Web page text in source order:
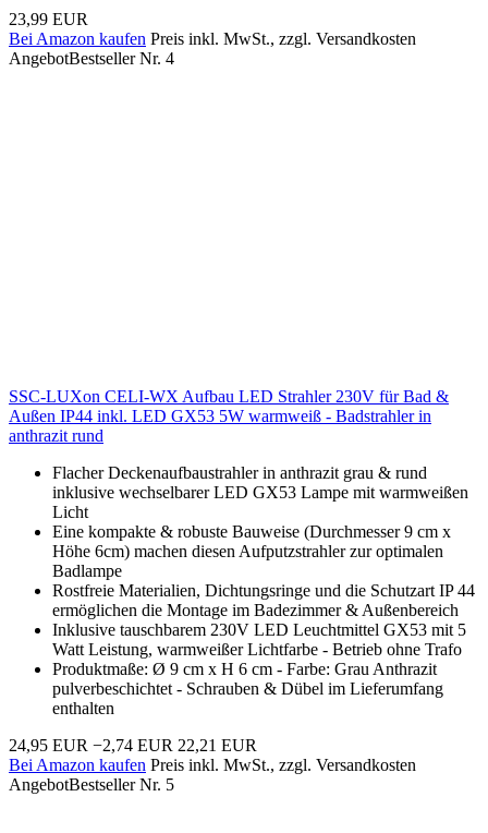
23,99 EUR
Bei Amazon kaufen Preis inkl. MwSt., zzgl. Versandkosten
AngebotBestseller Nr. 4
SSC-LUXon CELI-WX Aufbau LED Strahler 230V für Bad &
Außen IP44 inkl. LED GX53 5W warmweiß - Badstrahler in
anthrazit rund
Flacher Deckenaufbaustrahler in anthrazit grau & rund
inklusive wechselbarer LED GX53 Lampe mit warmweißen
Licht
Eine kompakte & robuste Bauweise (Durchmesser 9 cm x
Höhe 6cm) machen diesen Aufputzstrahler zur optimalen
Badlampe
Rostfreie Materialien, Dichtungsringe und die Schutzart IP 44
ermöglichen die Montage im Badezimmer & Außenbereich
Inklusive tauschbarem 230V LED Leuchtmittel GX53 mit 5
Watt Leistung, warmweißer Lichtfarbe - Betrieb ohne Trafo
Produktmaße: Ø 9 cm x H 6 cm - Farbe: Grau Anthrazit
pulverbeschichtet - Schrauben & Dübel im Lieferumfang
enthalten
24,95 EUR −2,74 EUR 22,21 EUR
Bei Amazon kaufen Preis inkl. MwSt., zzgl. Versandkosten
AngebotBestseller Nr. 5